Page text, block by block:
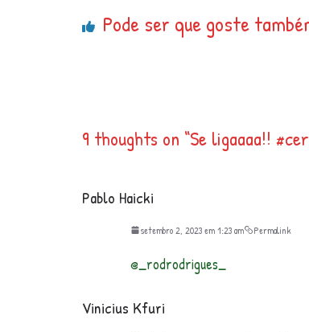
Pode ser que goste
9 thoughts on “Se ligaaaa!!
Pablo Haicki
setembro 2, 2023 em 1:23 am Permalink
@_rodrodrigues_
Vinicius Kfuri